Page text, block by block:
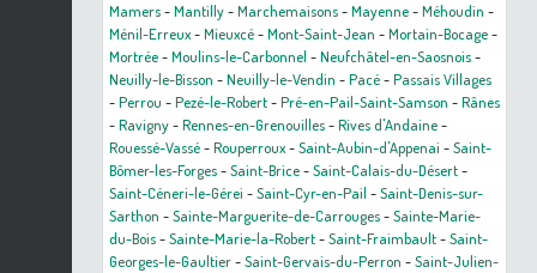
Mamers-Mantilly-Marchemaisons-Mayenne-Méhoudin -
Ménil-Erreux-Mieuxcé-Mont-Saint-Jean -Mortain-Bocage-
Mortrée-Moulins-le-Carbonnel -Neufchâtel-en-Saosnois-
Neuilly-le-Bisson -Neuilly-le-Vendin -Pacé-Passais Villages
-Perrou -Pezé-le-Robert-Pré-en-Pail-Saint-Samson -Rânes
-Ravigny-Rennes-en-Grenouilles-Rives d'Andaine-
Rouessé-Vassé-Rouperroux-Saint-Aubin-d'Appenai -Saint-
Bômer-les-Forges-Saint-Brice-Saint-Calais-du-Désert-
Saint-Céneri-le-Gérei -Saint-Cyr-en-Pail -Saint-Denis-sur-
Sarthon -Sainte-Marguerite-de-Carrouges-Sainte-Marie-
du-Bois-Sainte-Marie-la-Robert-Saint-Fraimbault-Saint-
Georges-le-Gaultier-Saint-Gervais-du-Perron -Saint-Julien-